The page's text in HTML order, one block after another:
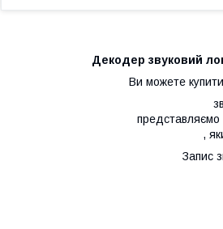
Декодер звуковий
Ви можете
,
Запис